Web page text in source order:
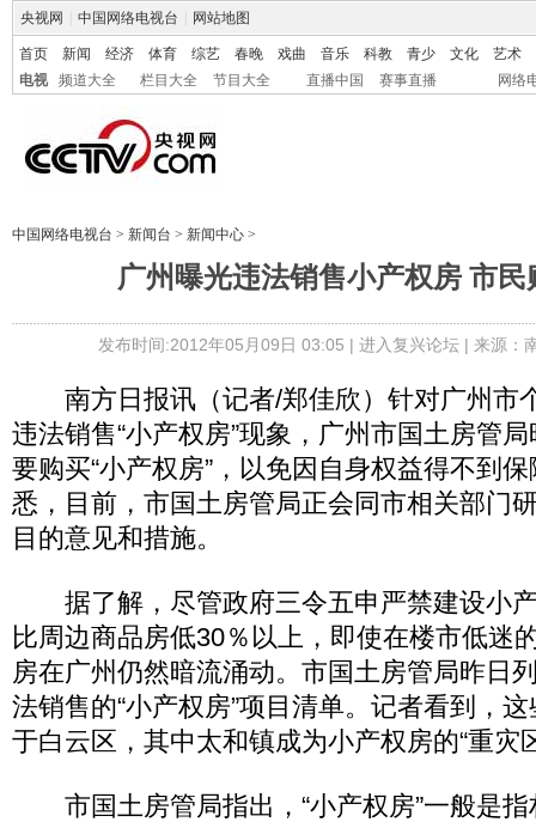
央视网 中国网络电视台 网站地图
首页 新闻 经济 体育 综艺 春晚 戏曲 音乐 科教 青少 文化
艺术
电视
频道大全 栏目大全 节目大全 直播中国 赛事直播 网络
中国网络电视台 > 新闻台 > 新闻中心 >
广州曝光违法销售小产权房 市民
发布时间:2012年05月09日 03:05 | 进入复兴论坛| 来源：
南方日报讯（记者/郑佳欣）针对广州市
违法销售“小产权房”现象，广州市国土房管
要购买“小产权房”，以免因自身权益得不到
悉，目前，市国土房管局正会同市相关部门
目的意见和措施。
据了解，尽管政府三令五申严禁建设小
比周边商品房低30％以上，即使在楼市低迷
房在广州仍然暗流涌动。市国土房管局昨日
法销售的“小产权房”项目清单。记者看到，
于白云区，其中太和镇成为小产权房的“重灾
市国土房管局指出，“小产权房”一般是指